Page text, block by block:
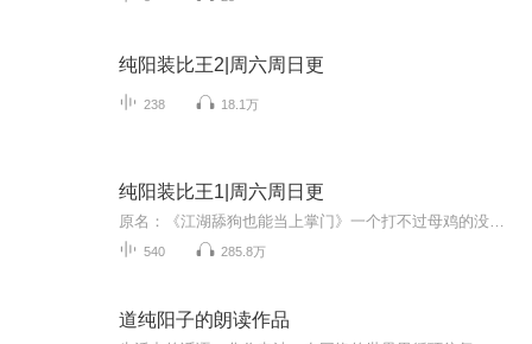
纯阳装比王2|周六周日更
238 18.1万
纯阳装比王1|周六周日更
540 285.8万
道纯阳子的朗读作品